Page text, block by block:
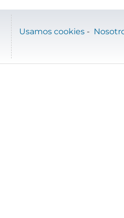
Usamos cookies -